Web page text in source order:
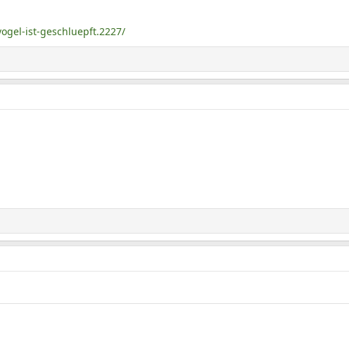
ist-geschluepft.2227/